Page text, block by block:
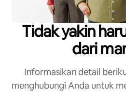
Tidak yakin
dari
Informasikan detail
menghubungi Anda untuk